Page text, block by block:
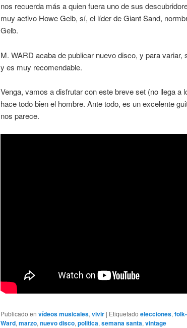
nos recuerda más a quien fuera uno de sus
muy activo Howe Gelb, sí, el líder de Giant Sand,
Gelb.
M. WARD acaba de publicar nuevo disco, y para variar,
y es muy recomendable.
Venga, vamos a disfrutar con este breve set (no llega a
hace todo bien el hombre. Ante todo, es un excelente
nos parece.
Publicado en vídeos musicales, vivir | Etiquetado elecciones,
Ward, marzo, nuevo disco, politica, semana santa, vintage